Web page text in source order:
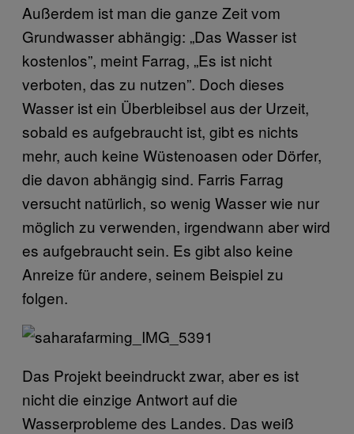
Außerdem ist man die ganze Zeit vom
Grundwasser abhängig: „Das Wasser ist
kostenlos”, meint Farrag, „Es ist nicht
verboten, das zu nutzen”. Doch dieses
Wasser ist ein Überbleibsel aus der Urzeit,
sobald es aufgebraucht ist, gibt es nichts
mehr, auch keine Wüstenoasen oder Dörfer,
die davon abhängig sind. Farris Farrag
versucht natürlich, so wenig Wasser wie nur
möglich zu verwenden, irgendwann aber wird
es aufgebraucht sein. Es gibt also keine
Anreize für andere, seinem Beispiel zu
folgen.
Das Projekt beeindruckt zwar, aber es ist
nicht die einzige Antwort auf die
Wasserprobleme des Landes. Das weiß